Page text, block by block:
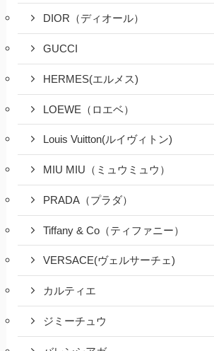
DIOR（ディオール）
GUCCI
HERMES(エルメス)
LOEWE（ロエベ）
Louis Vuitton(ルイヴィトン)
MIU MIU（ミュウミュウ）
PRADA（プラダ）
Tiffany & Co（ティファニー）
VERSACE(ヴェルサーチェ)
カルティエ
ジミーチュウ